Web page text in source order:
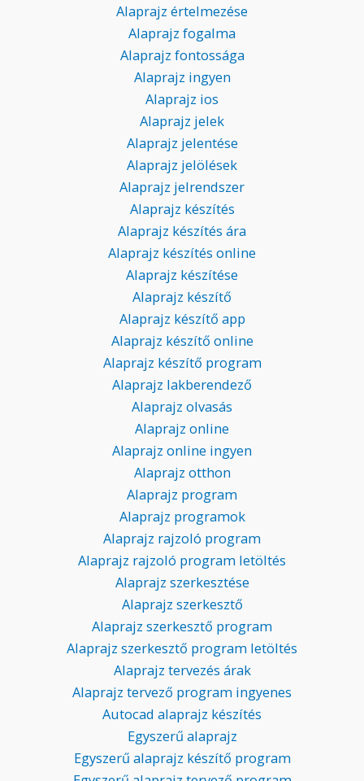
Alaprajz értelmezése
Alaprajz fogalma
Alaprajz fontossága
Alaprajz ingyen
Alaprajz ios
Alaprajz jelek
Alaprajz jelentése
Alaprajz jelölések
Alaprajz jelrendszer
Alaprajz készítés
Alaprajz készítés ára
Alaprajz készítés online
Alaprajz készítése
Alaprajz készítő
Alaprajz készítő app
Alaprajz készítő online
Alaprajz készítő program
Alaprajz lakberendező
Alaprajz olvasás
Alaprajz online
Alaprajz online ingyen
Alaprajz otthon
Alaprajz program
Alaprajz programok
Alaprajz rajzoló program
Alaprajz rajzoló program letöltés
Alaprajz szerkesztése
Alaprajz szerkesztő
Alaprajz szerkesztő program
Alaprajz szerkesztő program letöltés
Alaprajz tervezés árak
Alaprajz tervező program ingyenes
Autocad alaprajz készítés
Egyszerű alaprajz
Egyszerű alaprajz készítő program